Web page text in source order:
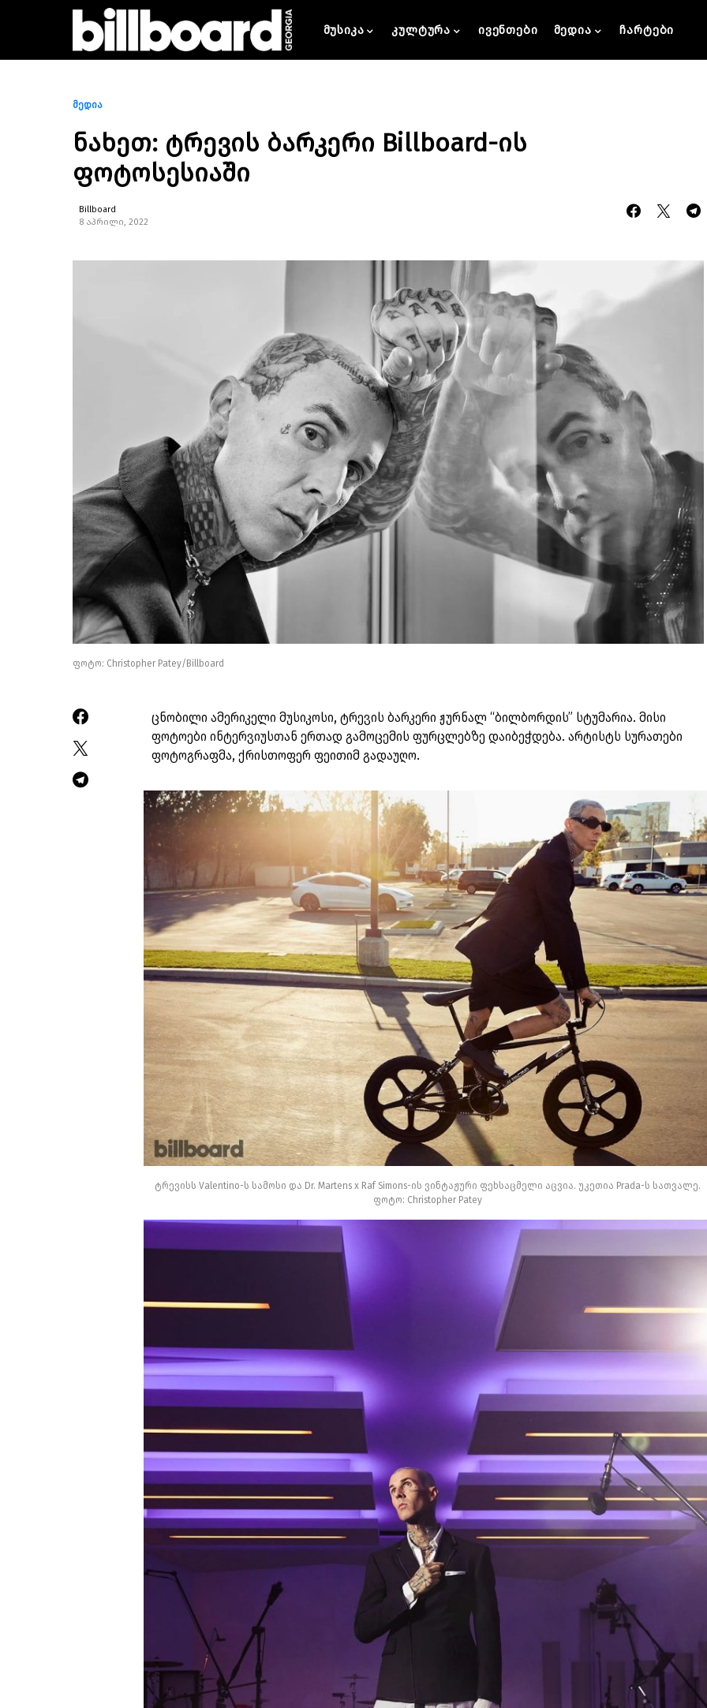
მუსიკა კულტურა ივენთები მედია ჩარტები
მედია
ნახეთ: ტრევის ბარკერი Billboard-ის
ფოტოსესიაში
Billboard
8 აპრილი, 2022
ფოტო: Christopher Patey/Billboard
ცნობილი ამერიკელი მუსიკოსი, ტრევის ბარკერი ჟურნალ “ბილბორდის” სტუმარია. მისი
ფოტოები ინტერვიუსთან ერთად გამოცემის ფურცლებზე დაიბეჭდება. არტისტს სურათები
ფოტოგრაფმა, ქრისთოფერ ფეითიმ გადაუღო.
ტრევისს Valentino-ს სამოსი და Dr. Martens x Raf Simons-ის ვინტაჟური ფეხსაცმელი აცვია. უკეთია Prada-ს სათვალე.
ფოტო: Christopher Patey